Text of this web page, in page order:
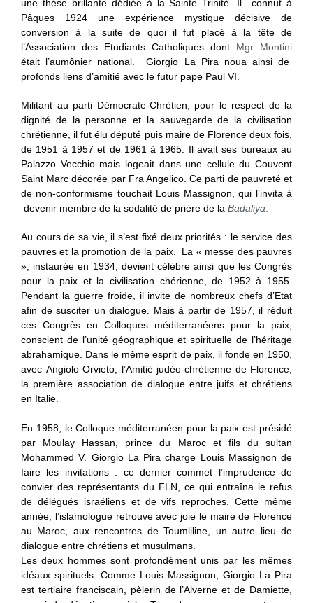
une thèse brillante dédiée à la Sainte Trinité. Il connut à
Pâques 1924 une expérience mystique décisive de
conversion à la suite de quoi il fut placé à la tête de
l’Association des Etudiants Catholiques dont Mgr Montini
était l’aumônier national. Giorgio La Pira noua ainsi de
profonds liens d’amitié avec le futur pape Paul VI.
Militant au parti Démocrate-Chrétien, pour le respect de la
dignité de la personne et la sauvegarde de la civilisation
chrétienne, il fut élu député puis maire de Florence deux fois,
de 1951 à 1957 et de 1961 à 1965. Il avait ses bureaux au
Palazzo Vecchio mais logeait dans une cellule du Couvent
Saint Marc décorée par Fra Angelico. Ce parti de pauvreté et
de non-conformisme touchait Louis Massignon, qui l’invita à
devenir membre de la sodalité de prière de la Badaliya
Au cours de sa vie, il s’est fixé deux priorités : le service des
pauvreset la promotion de la paix. La « messe des pauvres
», instaurée en 1934, devient célèbre ainsi que les Congrès
pour la paix et la civilisation chérienne, de 1952 à 1955.
Pendant la guerre froide, il invite de nombreux chefs d’Etat
afin de susciter un dialogue. Mais à partir de 1957, il réduit
ces Congrès en Colloques méditerranéens pour la paix,
conscient de l’unité géographique et spirituelle de l’héritage
abrahamique. Dans le même esprit de paix, il fonde en 1950
avec Angiolo Orvieto , l’Amitié judéo-chrétienne de Florence
la première association de dialogue entre juifs et chrétiens
en Italie.
En 1958, le Colloque méditerranéen pour la paix est présidé
par Moulay Hassan, prince du Maroc et fils du sultan
Mohammed V. Giorgio La Pira charge Louis Massignon de
faire les invitations : ce dernier commet l’imprudence de
convier des représentants du FLN, ce qui entraîna le refus
de délégués israéliens et de vifs reproches. Cette même
année, l’islamologue retrouve avec joie le maire de Florence
au Maroc, aux rencontres de Toumliline, un autre lieu de
dialogue entre chrétiens et musulmans.
Les deux hommes sont profondément unis par les mêmes
idéaux spirituels. Comme Louis Massignon, Giorgio La Pira
est tertiaire franciscain, pèlerin de l’Alverne et de Damiette,